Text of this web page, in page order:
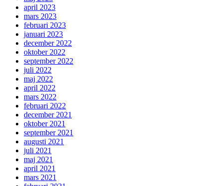
april 2023
mars 2023
februari 2023
januari 2023
december 2022
oktober 2022
september 2022
juli 2022
maj 2022
april 2022
mars 2022
februari 2022
december 2021
oktober 2021
september 2021
augusti 2021
juli 2021
maj 2021
april 2021
mars 2021